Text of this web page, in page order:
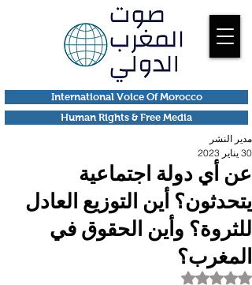
Human Rights & Free Media
International Voice Of Morocco
عن أي دولة اجتماعية
يتحدثون؟ أين التوزيع العادل
للثروة؟ وأين الحقوق في
المغرب؟
مدير النشر
30 يناير 2023
تم التقييم بـ ليس رقمًا من أصل 5 نجوم.